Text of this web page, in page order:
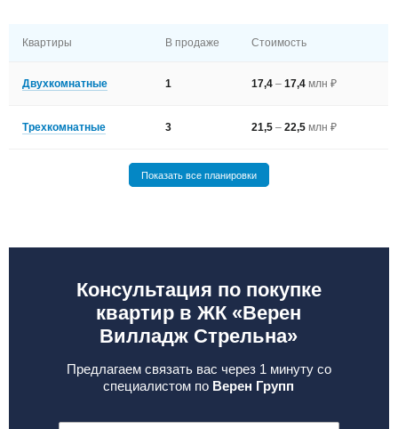
Квартиры В продаже Стоимость
Двухкомнатные 1 17,4– 17,4млн ₽
Трехкомнатные 3 21,5– 22,5млн ₽
Показать все планировки
Консультация по покупке
квартир в ЖК «Верен
Вилладж Стрельна»
Предлагаем связать вас через 1 минуту со
специалистом по Верен Групп